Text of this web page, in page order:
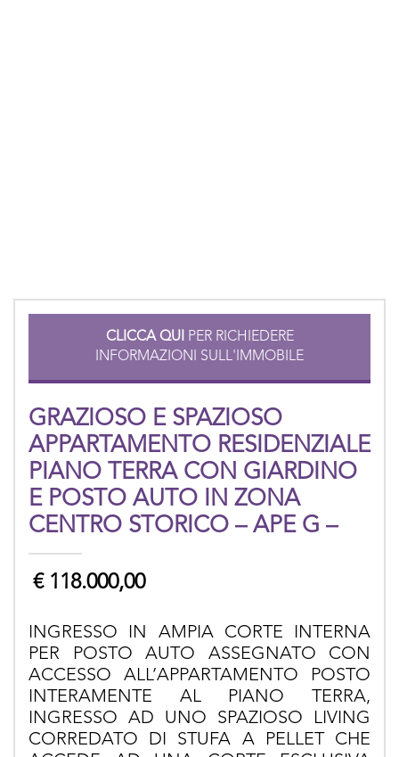
CLICCA QUIPER RICHIEDERE
INFORMAZIONI SULL'IMMOBILE
GRAZIOSO E SPAZIOSO
APPARTAMENTO RESIDENZIALE
PIANO TERRA CON GIARDINO
E POSTO AUTO IN ZONA
CENTRO STORICO – APE G –
€118.000,00
INGRESSO IN AMPIA CORTE INTERNA
PER POSTO AUTO ASSEGNATO CON
ACCESSO ALL’APPARTAMENTO POSTO
INTERAMENTE AL PIANO TERRA,
INGRESSO AD UNO SPAZIOSO LIVING
CORREDATO DI STUFA A PELLET CHE